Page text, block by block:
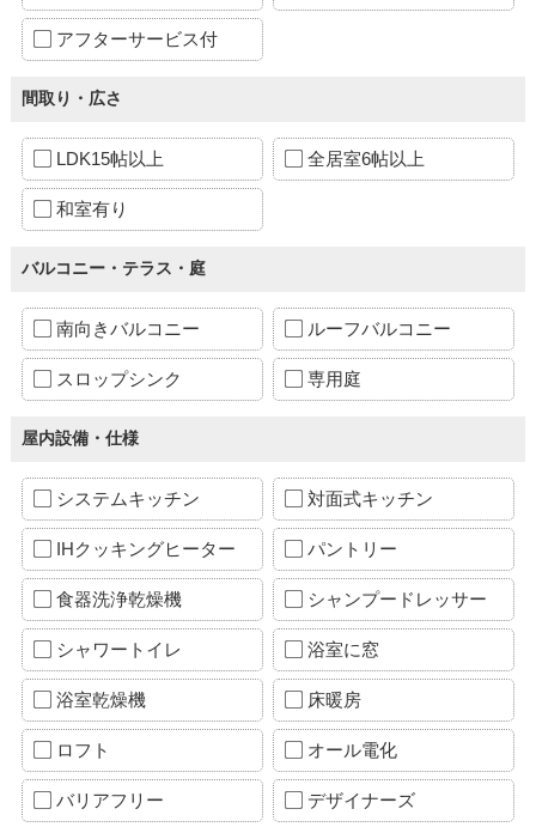
アフターサービス付
間取り・広さ
LDK15帖以上 全居室6帖以上
和室有り
バルコニー・テラス・庭
南向きバルコニー ルーフバルコニー
スロップシンク 専用庭
屋内設備・仕様
システムキッチン 対面式キッチン
IHクッキングヒーター パントリー
食器洗浄乾燥機 シャンプードレッサー
シャワートイレ 浴室に窓
浴室乾燥機 床暖房
ロフト オール電化
バリアフリー デザイナーズ